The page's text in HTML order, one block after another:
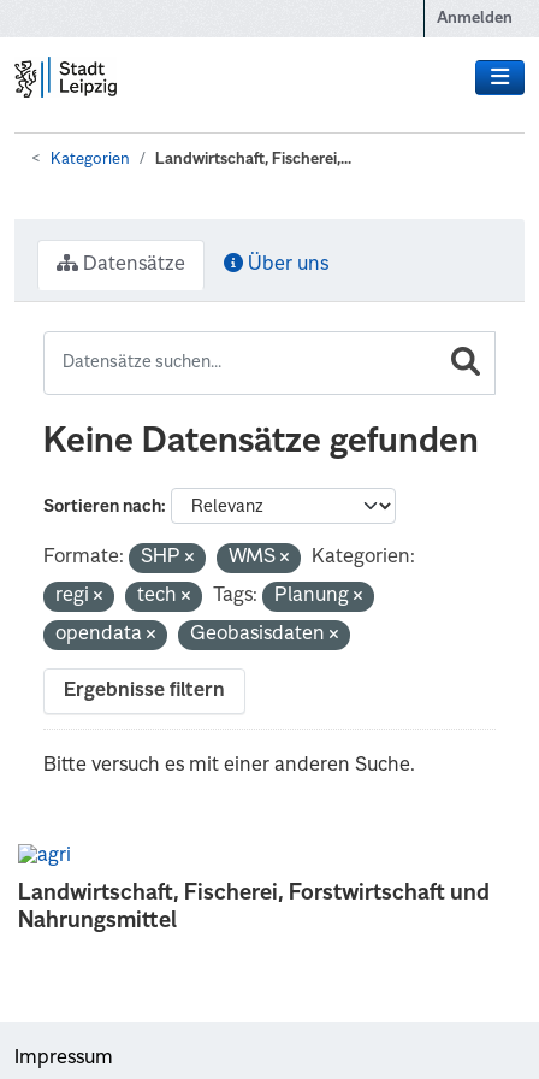
Anmelden
Kategorien Landwirtschaft, Fischerei,...
Landwirtschaft, Fischerei, Forstwirtschaft und
Nahrungsmittel
Datensätze Über uns
Keine Datensätze gefunden
Sortieren nach
Formate: SHP WMS
Kategorien:
regi
tech Tags:
Planung
opendata
Geobasisdaten
Ergebnisse filtern
Bitte versuch es mit einer anderen Suche.
Impressum